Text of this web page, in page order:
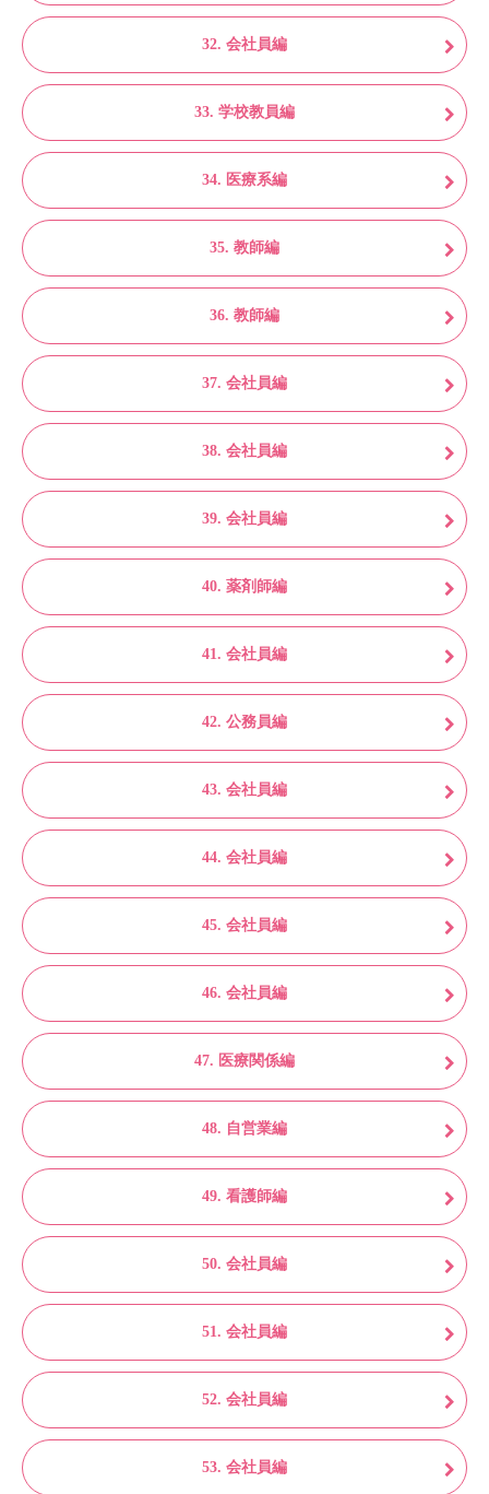
32. 会社員編
33. 学校教員編
34. 医療系編
35. 教師編
36. 教師編
37. 会社員編
38. 会社員編
39. 会社員編
40. 薬剤師編
41. 会社員編
42. 公務員編
43. 会社員編
44. 会社員編
45. 会社員編
46. 会社員編
47. 医療関係編
48. 自営業編
49. 看護師編
50. 会社員編
51. 会社員編
52. 会社員編
53. 会社員編